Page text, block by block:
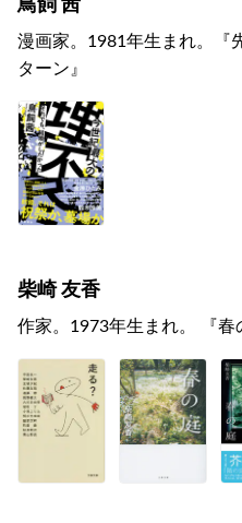
鳥飼 茜
漫画家。1981年生まれ。『
ターン』
柴崎 友香
作家。1973年生まれ。 『春